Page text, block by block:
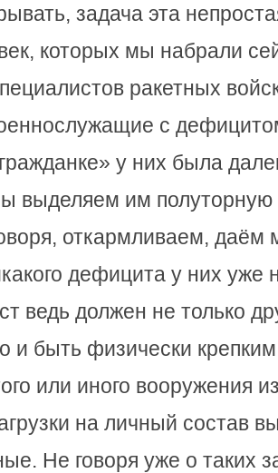
задача эта
которых мы набрали
ракетных
с
у них была
выделяем им полуторную
откармливаем, даём
дефицита у них уже
ведь должен не только
и быть физически
или иного вооружения
на личный состав
Не говоря уже о таких